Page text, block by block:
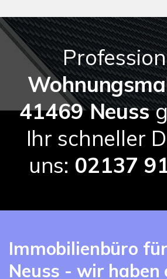
41469 Neuss
Ihr schneller
uns: 02137
Immobilienbüro
Neuss - wir haben